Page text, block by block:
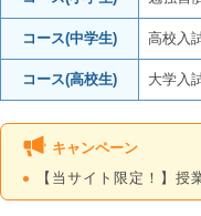
コース(中学生) 高校入
コース(高校生) 大学入
キャンペーン
【当サイト限定！】授